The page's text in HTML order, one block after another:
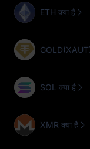
ETH क्या है
SOL क्या है
XMR क्या है